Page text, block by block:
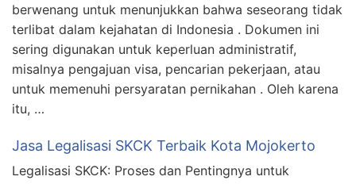
berwenang untuk menunjukkan bahwa seseorang tidak
terlibat dalam kejahatan di Indonesia . Dokumen ini
sering digunakan untuk keperluan administratif,
misalnya pengajuan visa, pencarian pekerjaan, atau
untuk memenuhi persyaratan pernikahan . Oleh karena
itu, …
Jasa Legalisasi SKCK Terbaik Kota Mojokerto
Legalisasi SKCK: Proses dan Pentingnya untuk